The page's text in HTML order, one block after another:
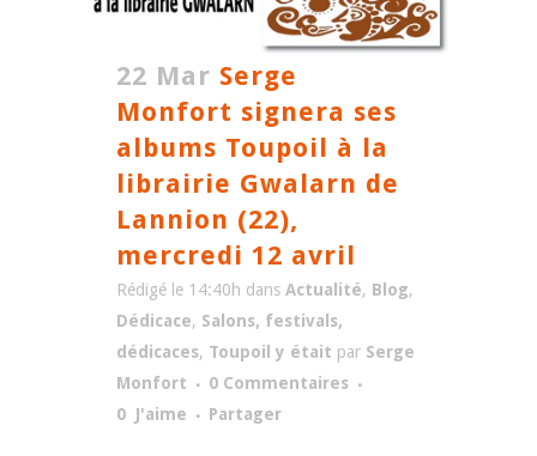
22 Mar Serge
Monfort signera ses
albums Toupoil à la
librairie Gwalarn de
Lannion (22),
mercredi 12 avril
Rédigé le 14:40h dans Actualité, Blog,
Dédicace, Salons, festivals,
dédicaces, Toupoil y était par Serge
Monfort
0 Commentaires
0 J'aime Partager